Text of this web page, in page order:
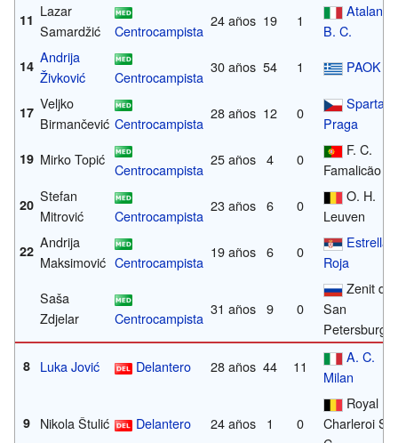
11 Lazar
Samardžić
Centrocampista
24 años 19 1
Atalanta
B. C.
14 Andrija
Živković
Centrocampista
30 años 54 1 PAOK
17 Veljko
Birmančević Centrocampista
28 años 12 0
Sparta
Praga
19 Mirko Topić
Centrocampista
25 años 4 0
F. C.
Famalicão
20 Stefan
Mitrović
Centrocampista
23 años 6 0
O. H.
Leuven
22 Andrija
Maksimović Centrocampista
19 años 6 0
Estrella
Roja
Saša
Zdjelar
Centrocampista
31 años 9 0
Zenit de
San
Petersburgo
8 Luka Jović Delantero 28 años 44 11
A. C.
Milan
9 Nikola Štulić Delantero 24 años 1 0
Royal
Charleroi S.